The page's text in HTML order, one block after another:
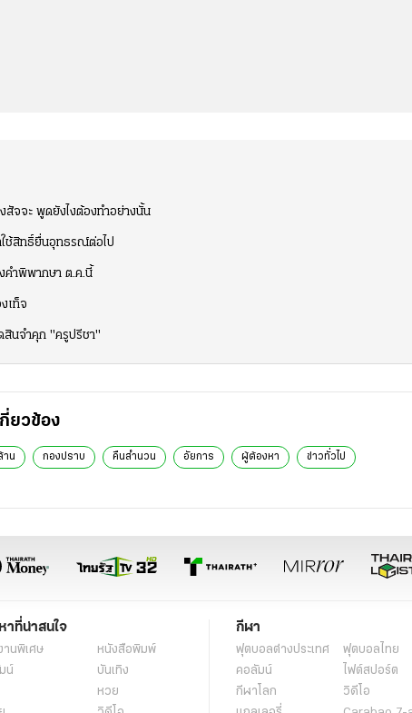
สัจจะ พูดยังไงต้องทำอย่างนั้น
ช้สิทธิ์ยื่นอุทธรณ์ต่อไป
คำพิพากษา ต.ค.นี้
เท็จ
นจำคุก "ครูปรีชา"
ยวข้อง
าน กองปราบ คืนสำนวน อัยการ ผู้ต้องหา ข่าวทั่วไป
าที่น่าสนใจ
านพิเศษ
หนังสือพิมพ์
น์
บันเทิง
หวย
กีฬา
ฟุตบอลต่่างประเทศ
ฟุตบอลไทย
คอลัมน์
ไฟต์สปอร์ต
กีฬาโลก
วิดีโอ